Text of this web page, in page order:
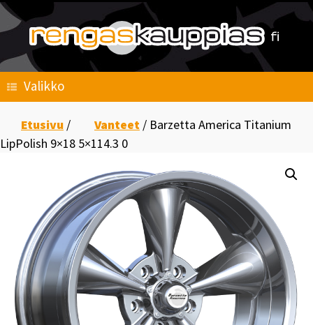
Skip
content
Valikko
Etusivu / Vanteet / Barzetta America Titanium
LipPolish 9×18 5×114.3 0